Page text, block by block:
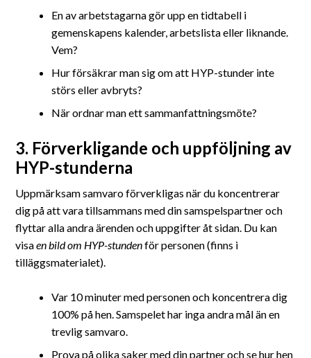
En av arbetstagarna gör upp en tidtabell i
gemenskapens kalender, arbetslista eller liknande.
Vem?
Hur försäkrar man sig om att HYP-stunder inte
störs eller avbryts?
När ordnar man ett sammanfattningsmöte?
3. Förverkligande och uppföljning av
HYP-stunderna
Uppmärksam samvaro förverkligas när du koncentrerar
dig på att vara tillsammans med din samspelspartner och
flyttar alla andra ärenden och uppgifter åt sidan. Du kan
visaen bild om HYP-stundenför personen (finns i
tilläggsmaterialet).
Var 10 minuter med personen och koncentrera dig
100% på hen. Samspelet har inga andra mål än en
trevlig samvaro.
Prova på olika saker med din partner och se hur hen